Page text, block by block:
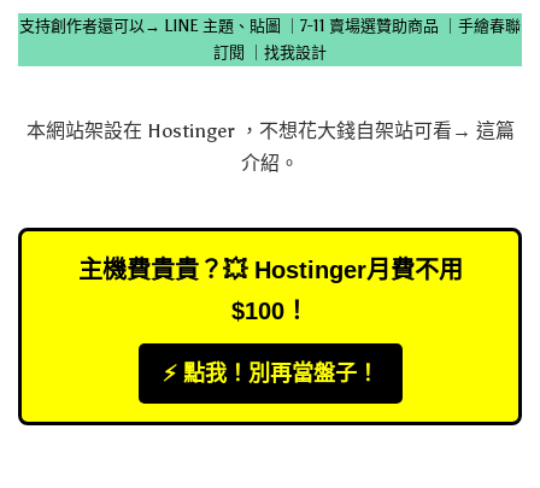
支持創作者還可以→ LINE 主題、貼圖 7-11 賣場選贊助商品
手繪春聯
訂閱
找我設計
本網站架設在 Hostinger，不想花大錢自架站可看→ 這篇
介紹 。
主機費貴貴？💥 Hostinger月費不用
$100！
⚡️ 點我！別再當盤子！